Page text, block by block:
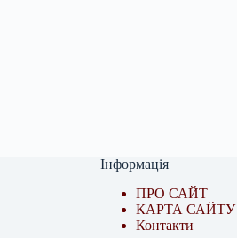
Інформація
ПРО САЙТ
КАРТА САЙТУ
Контакти